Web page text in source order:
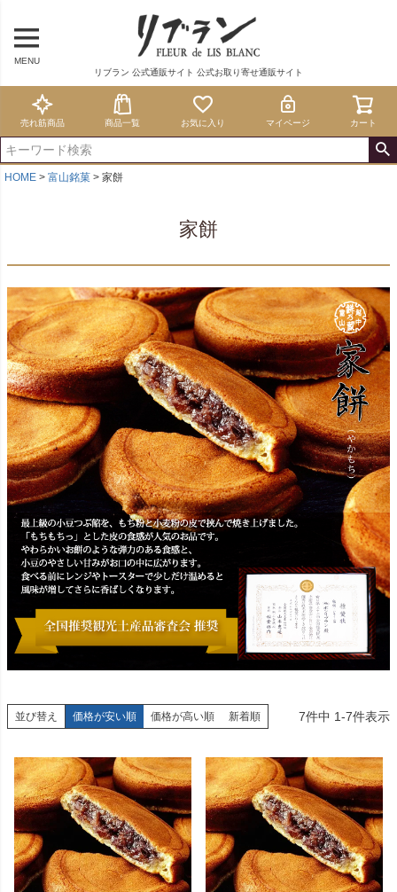
MENU
リブラン 公式通販サイト 公式お取り寄せ通販サイト
売れ筋商品 商品一覧 お気に入り マイページ カート
HOME 富山銘菓 家餅
家餅
並び替え 価格が安い順 価格が高い順 新着順 7件中 1-7件表示